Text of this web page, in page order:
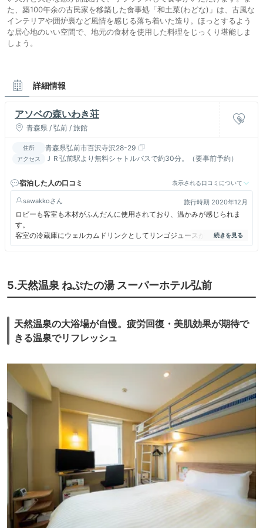
た、築100年余の古民家を移築した食事処「和土菜(わどな)」は、古風な
インテリアや囲炉裏など風情を感じる落ち着いた造り。ほっとするよう
な居心地のいい空間で、地元の食材を使用した料理をじっくり堪能しま
しょう。
詳細情報
アソベの森いわき荘
青森県 / 弘前 / 旅館
住所 青森県弘前市百沢寺沢28-29
アクセス ＪＲ弘前駅より無料シャトルバスで約30分。（要事前予約）
宿泊した人の口コミ 表示される口コミについて
sawakko 旅行時期 2020年12月
ロビーも客室も木材がふんだんに使用されており、温かみが感じられま
す。
客室の冷蔵庫にウェルカムドリンクとしてリンゴジュースがあり、とても
美味しかったです。
ービスもありました。
夕食はどれも美味しく特にお刺身は新鮮でおいしかったです。おしんこも
朝食は和定食でしたが、品数が多く食べきれないほどでした。
平日ということでお客様も少なく（ホテル側は大変でしょうが）ゆっくり
できて良かったです。
5.天然温泉 ねぷたの湯 スーパーホテル弘前
天然温泉の大浴場が自慢。疲労回復・美肌効果が期待で
きる温泉でリフレッシュ